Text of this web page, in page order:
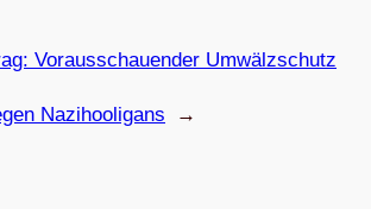
Vor­aus­schau­en­der Umwälzschutz
Nazi­hoo­li­gans →